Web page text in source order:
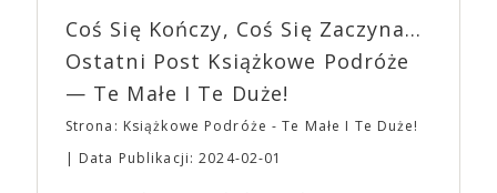
„Bo się boi” w kinach od 21 kwietnia.
EXPO XXI!
Coś Się Kończy, Coś Się Zaczyna...
Ostatni Post Książkowe Podróże
— Te Małe I Te Duże!
Strona: Książkowe Podróże - Te Małe I Te Duże!
Data Publikacji: 2024-02-01